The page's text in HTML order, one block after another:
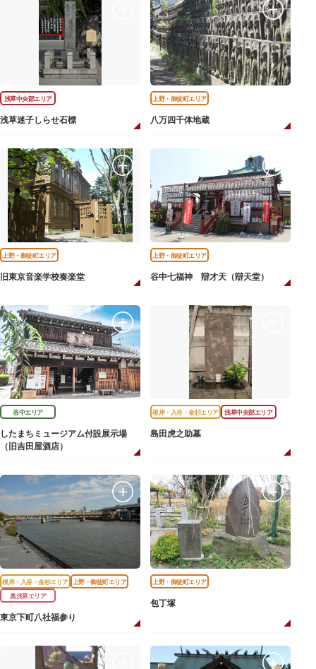
浅草中央部エリア
浅草迷子しらせ石標
上野・御徒町エリア
八万四千体地蔵
上野・御徒町エリア
旧東京音楽学校奏楽堂
上野・御徒町エリア
谷中七福神 辯才天（辯天堂）
谷中エリア
したまちミュージアム付設展示場
（旧吉田屋酒店）
根岸・入谷・金杉エリア 浅草中央部エリア
島田虎之助墓
根岸・入谷・金杉エリア
上野・御徒町エリア
奥浅草エリア
東京下町八社福参り
上野・御徒町エリア
包丁塚